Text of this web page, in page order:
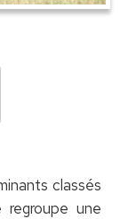
classés
une